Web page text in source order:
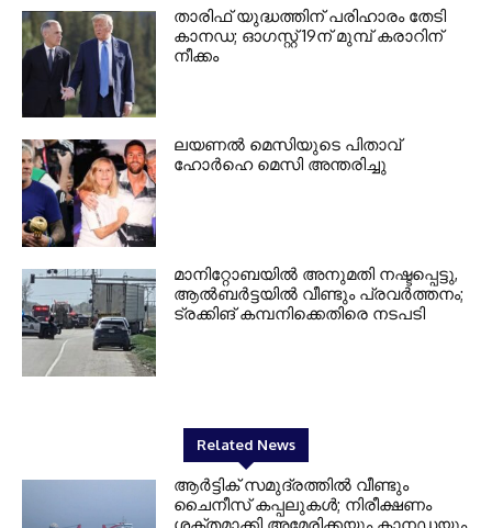
താരിഫ് യുദ്ധത്തിന് പരിഹാരം തേടി
കാനഡ; ഓഗസ്റ്റ് 19ന് മുമ്പ് കരാറിന്
നീക്കം
ലയണൽ മെസിയുടെ പിതാവ്
ഹോർഹെ മെസി അന്തരിച്ചു
മാനിറ്റോബയിൽ അനുമതി നഷ്ടപ്പെട്ടു,
ആൽബർട്ടയിൽ വീണ്ടും പ്രവർത്തനം;
ട്രക്കിങ് കമ്പനിക്കെതിരെ നടപടി
Related News
ആർട്ടിക് സമുദ്രത്തിൽ വീണ്ടും
ചൈനീസ് കപ്പലുകൾ; നിരീക്ഷണം